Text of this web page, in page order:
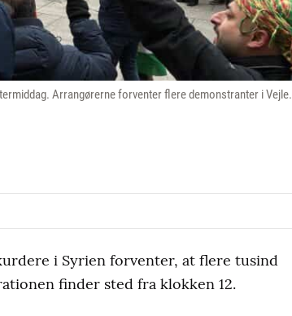
Arrangørerne forventer flere demonstranter i Vejle.
i Syrien forventer, at flere tusind
finder sted fra klokken 12.